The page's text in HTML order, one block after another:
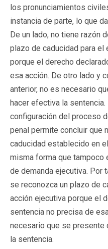
los pronunciamientos
instancia de parte, lo que
De un lado, no tiene razón
plazo de caducidad para el
porque el derecho
esa acción. De otro lado y
anterior, no es necesario
hacer efectiva la
configuración del proceso
penal permite concluir que
caducidad establecido en
misma forma que tampoco
de demanda ejecutiva. Por
se reconozca un plazo de
acción ejecutiva porque el
sentencia no precisa de
necesario que se presente
la sentencia.